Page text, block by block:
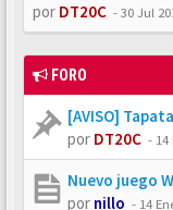
por DT20C -30 Jul
FORO
[AVISO]
por DT20C - 14
Nuevo juego
por nillo - 14